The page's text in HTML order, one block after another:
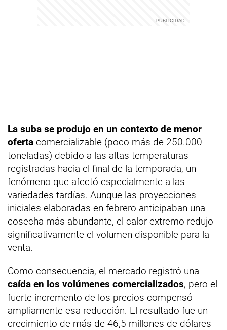
La suba se produjo en un contexto de menor
oferta comercializable (poco más de 250.000
toneladas) debido a las altas temperaturas
registradas hacia el final de la temporada, un
fenómeno que afectó especialmente a las
variedades tardías. Aunque las proyecciones
iniciales elaboradas en febrero anticipaban una
cosecha más abundante, el calor extremo redujo
significativamente el volumen disponible para la
venta.
Como consecuencia, el mercado registró una
caída en los volúmenes comercializados, pero el
fuerte incremento de los precios compensó
ampliamente esa reducción. El resultado fue un
crecimiento de más de 46,5 millones de dólares